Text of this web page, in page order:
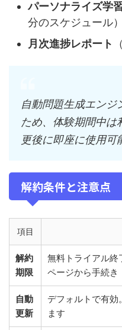
パーソナライズ学
分のスケジュール）
月次進捗レポート
自動問題生成エンジ
ため、体験期間中は
更後に即座に使用可
解約条件と注意点
項目
解約
期限
無料トライアル終
ページから手続き
自動
更新
デフォルトで有
ます